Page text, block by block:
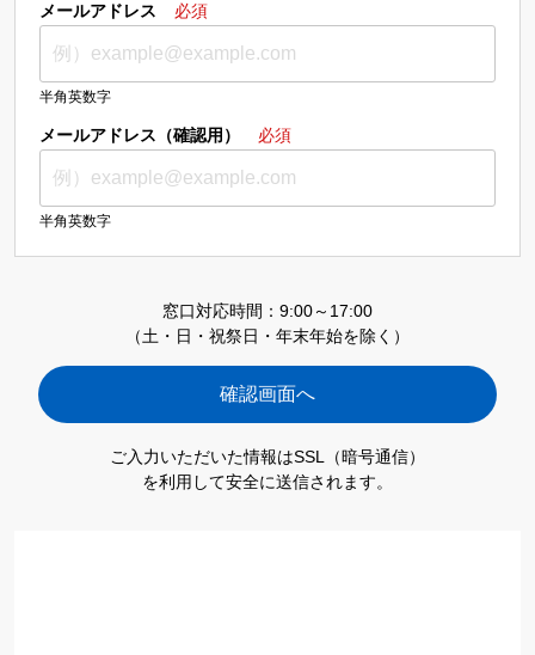
メールアドレス 必須
半角英数字
メールアドレス（確認用） 必須
半角英数字
窓口対応時間：9:00～17:00
（土・日・祝祭日・年末年始を除く）
ご入力いただいた情報はSSL（暗号通信）
を利用して安全に送信されます。